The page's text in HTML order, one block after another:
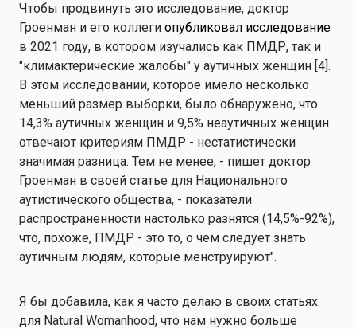
Чтобы продвинуть это исследование, доктор
Гроенман и его коллеги опубликовал исследование
в 2021 году, в котором изучались как ПМДР, так и
"климактерические жалобы" у аутичных женщин [4].
В этом исследовании, которое имело несколько
меньший размер выборки, было обнаружено, что
14,3% аутичных женщин и 9,5% неаутичных женщин
отвечают критериям ПМДР - нестатистически
значимая разница. Тем не менее, - пишет доктор
Гроенман в своей статье для Национального
аутистического общества, - показатели
распространенности настолько разнятся (14,5%-92%),
что, похоже, ПМДР - это то, о чем следует знать
аутичным людям, которые менструируют".
Я бы добавила, как я часто делаю в своих статьях
для Natural Womanhood, что нам нужно больше